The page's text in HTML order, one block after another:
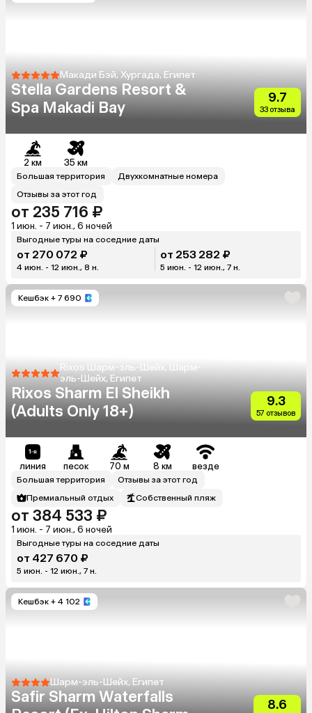
Макади Бэй, Хургада, Египет
Stella Gardens Resort &
Spa Makadi Bay
9.7
33 отзыва
2 км 35 км
Большая территория
Двухкомнатные номера
Отзывы за этот год
от 235 716 ₽
1 июн. - 7 июн., 6 ночей
Выгодные туры на соседние даты
от 270 072 ₽
4 июн. - 12 июн., 8 н.
от 253 282 ₽
5 июн. - 12 июн., 7 н.
Кешбэк + 7 690
Rixos Шарм-эль-Шейх, Шарм-
эль-Шейх, Египет
Rixos Sharm El Sheikh
(Adults Only 18+)
9.3
57 отзывов
линия песок 70 м 8 км везде
Большая территория
Отзывы за этот год
Премиальный отдых
Собственный пляж
от 384 533 ₽
1 июн. - 7 июн., 6 ночей
Выгодные туры на соседние даты
от 427 670 ₽
5 июн. - 12 июн., 7 н.
Кешбэк + 4 102
Шарм-эль-Шейх, Египет
Safir Sharm Waterfalls
8.6